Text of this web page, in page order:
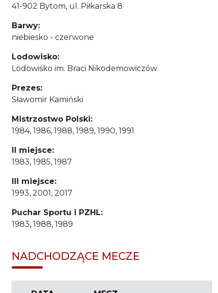
41-902 Bytom, ul. Piłkarska 8
Barwy:
niebiesko - czerwone
Lodowisko:
Lodowisko im. Braci Nikodemowiczów
Prezes:
Sławomir Kamiński
Mistrzostwo Polski:
1984, 1986, 1988, 1989, 1990, 1991
II miejsce:
1983, 1985, 1987
III miejsce:
1993, 2001, 2017
Puchar Sportu i PZHL:
1983, 1988, 1989
NADCHODZĄCE MECZE